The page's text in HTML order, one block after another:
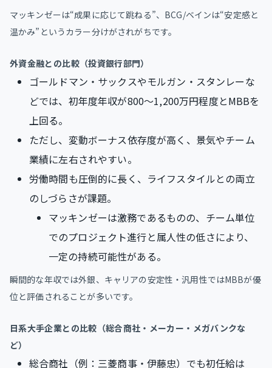
マッキンゼーは“成果に応じて跳ねる”、BCG/ベインは“安定感と
温かみ”というカラー分けがされがちです。
外資金融との比較（投資銀行部門）
ゴールドマン・サックスやモルガン・スタンレーな
どでは、初年度年収が800〜1,200万円程度とMBBを
上回る。
ただし、変動ボーナス依存度が高く、景気やチーム
業績に左右されやすい。
労働時間も圧倒的に長く、ライフスタイルとの両立
のしづらさが課題。
マッキンゼーは激務であるものの、チーム単位
でのプロジェクト進行と属人性の低さにより、
一定の持続可能性がある。
瞬間的な年収では外銀、キャリアの安定性・汎用性ではMBBが優
位と評価されることが多いです。
日系大手企業との比較（総合商社・メーカー・メガバンクな
ど）
総合商社（例：三菱商事・伊藤忠）でも初任給は